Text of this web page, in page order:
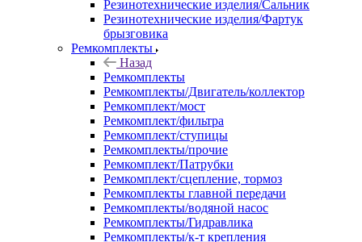
Резинотехнические изделия/Сальник
Резинотехнические изделия/Фартук
брызговика
Ремкомплекты
Назад
Ремкомплекты
Ремкомплекты/Двигатель/коллектор
Ремкомплект/мост
Ремкомплект/фильтра
Ремкомплект/ступицы
Ремкомплекты/прочие
Ремкомплект/Патрубки
Ремкомплект/сцепление, тормоз
Ремкомплекты главной передачи
Ремкомплекты/водяной насос
Ремкомплекты/Гидравлика
Ремкомплекты/к-т крепления